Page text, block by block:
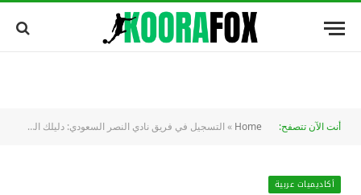
أنت الآن تتصفح: Home
» التسجيل في فريق نادي النصر السعودي: دليلك الشامل لتحقيق الحلم الرياضي
أكاديميات عربية